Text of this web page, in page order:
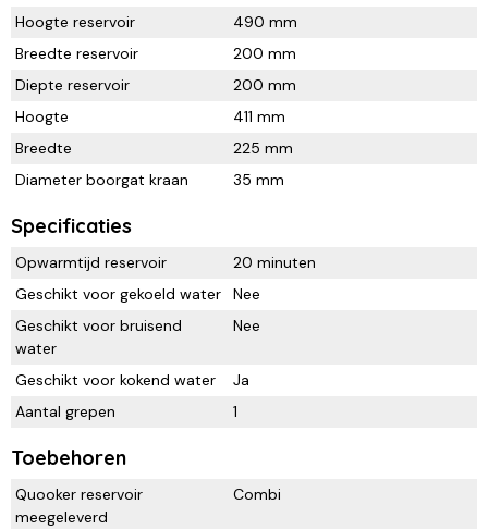
Hoogte reservoir
490 mm
Breedte reservoir
200 mm
Diepte reservoir
200 mm
Hoogte
411 mm
Breedte
225 mm
Diameter boorgat kraan
35 mm
Specificaties
Opwarmtijd reservoir
20 minuten
Geschikt voor gekoeld water
Nee
Geschikt voor bruisend
water
Nee
Geschikt voor kokend water
Ja
Aantal grepen
1
Toebehoren
Quooker reservoir
meegeleverd
Combi